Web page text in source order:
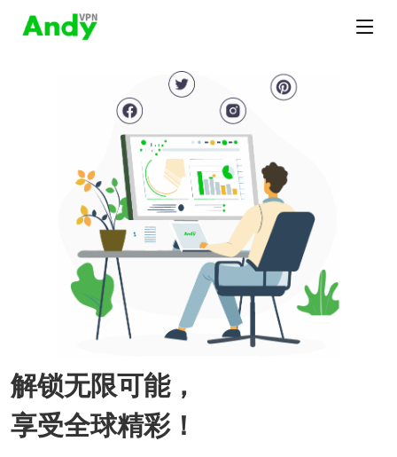
解锁无限可能，
享受全球精彩！